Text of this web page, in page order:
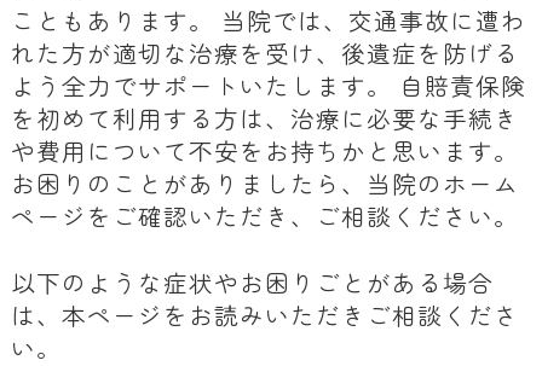
こともあります。 当院では、交通事故に遭わ
れた方が適切な治療を受け、後遺症を防げる
よう全力でサポートいたします。 自賠責保険
を初めて利用する方は、治療に必要な手続き
や費用について不安をお持ちかと思います。
お困りのことがありましたら、当院のホーム
ページをご確認いただき、ご相談ください。
以下のような症状やお困りごとがある場合
は、本ページをお読みいただきご相談くださ
い。